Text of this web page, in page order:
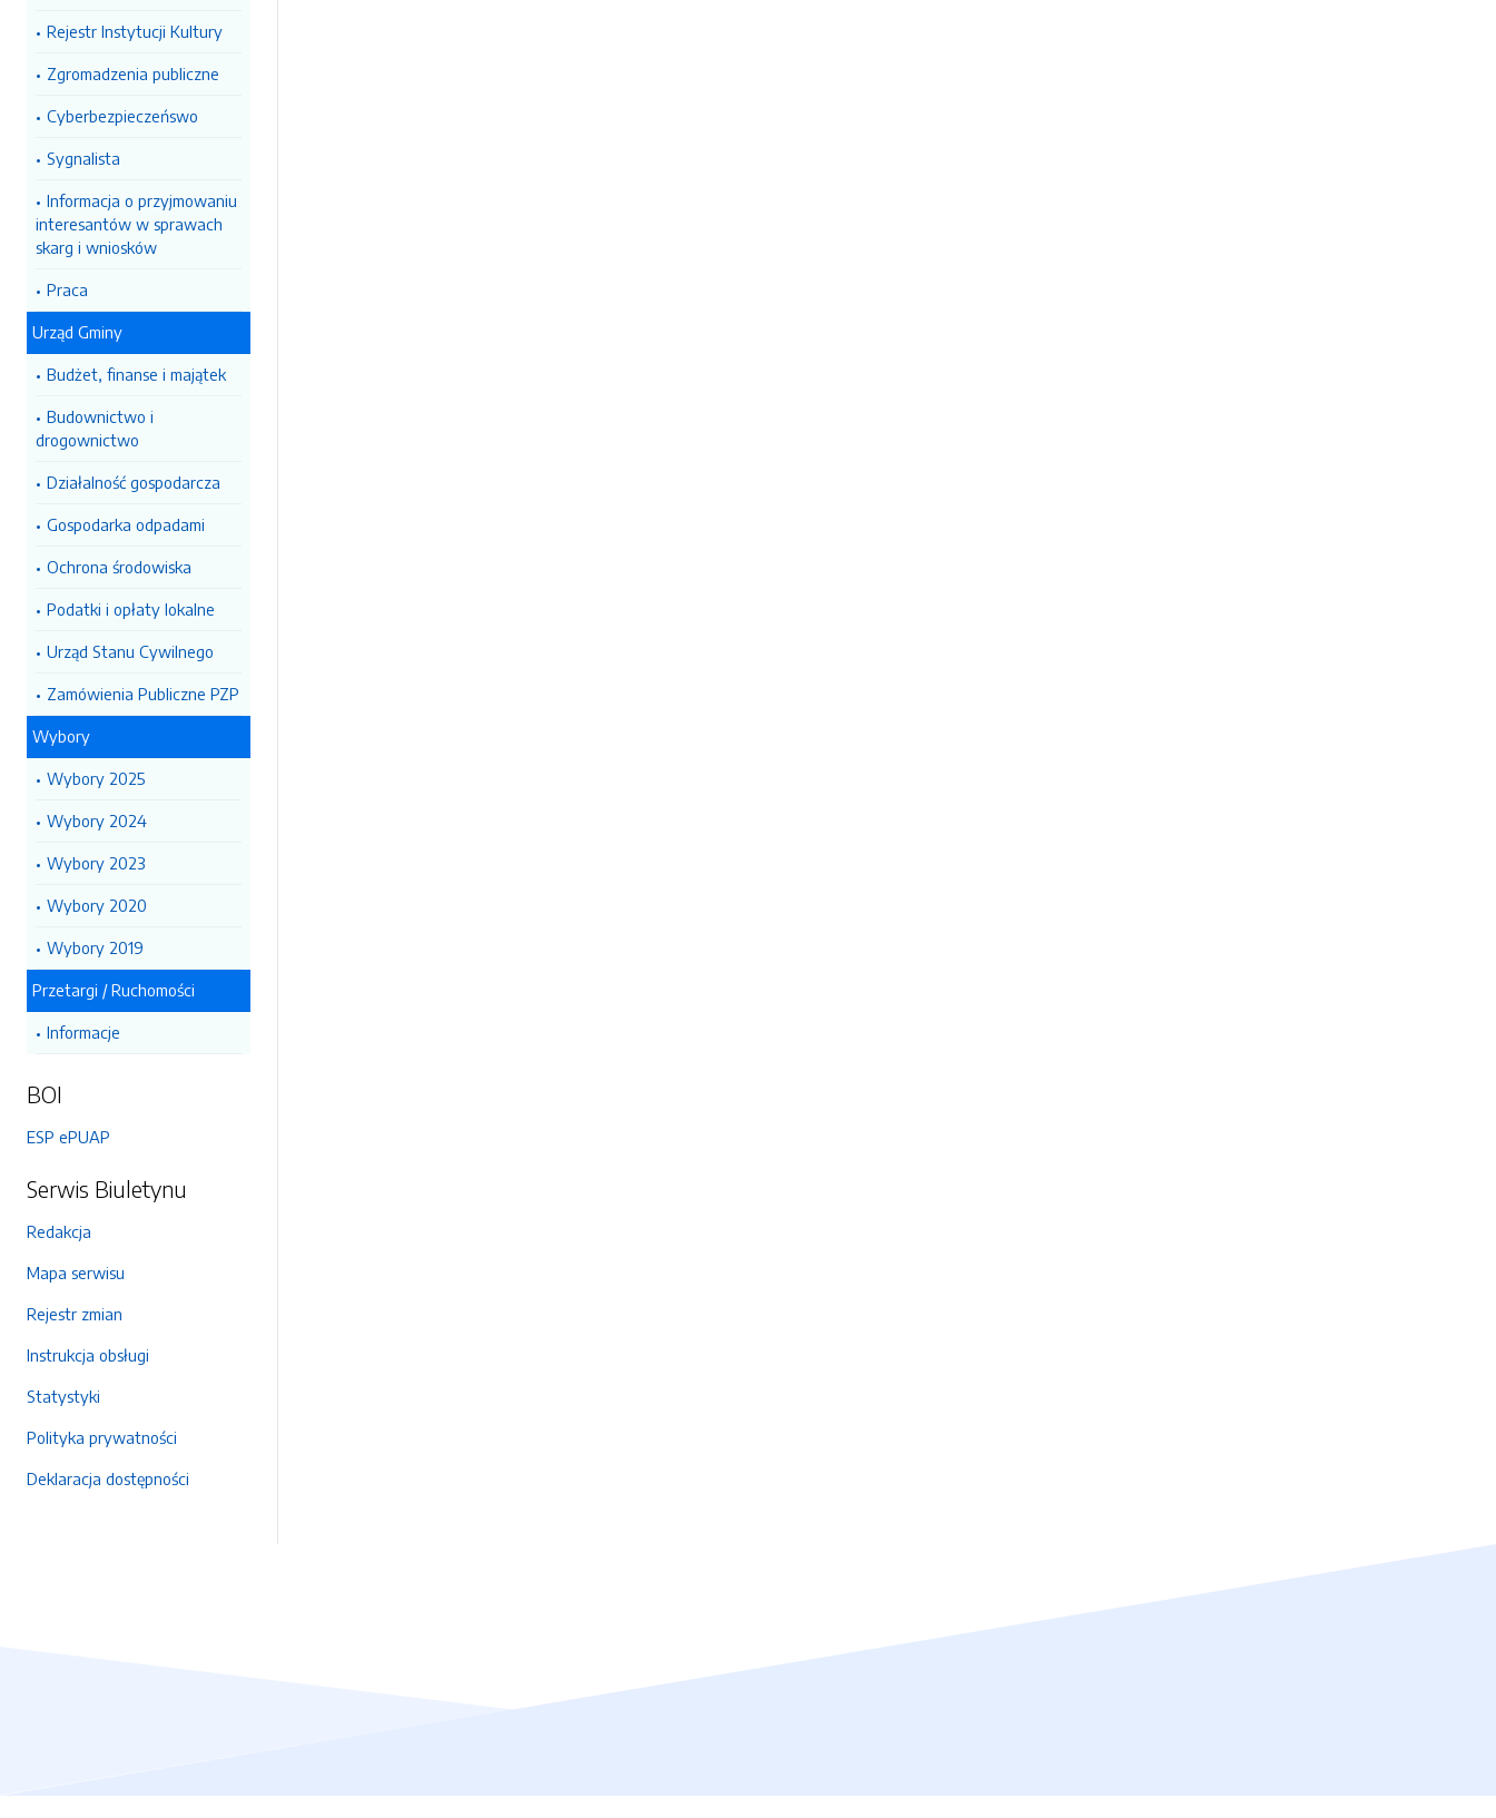
Rejestr Instytucji Kultury
Zgromadzenia publiczne
Cyberbezpieczeńswo
Sygnalista
Informacja o przyjmowaniu
interesantów w sprawach
skarg i wniosków
Praca
Urząd Gminy
Budżet, finanse i majątek
Budownictwo i
drogownictwo
Działalność gospodarcza
Gospodarka odpadami
Ochrona środowiska
Podatki i opłaty lokalne
Urząd Stanu Cywilnego
Zamówienia Publiczne PZP
Wybory
Wybory 2025
Wybory 2024
Wybory 2023
Wybory 2020
Wybory 2019
Przetargi / Ruchomości
Informacje
BOI
ESP ePUAP
Serwis Biuletynu
Redakcja
Mapa serwisu
Rejestr zmian
Instrukcja obsługi
Statystyki
Polityka prywatności
Deklaracja dostępności